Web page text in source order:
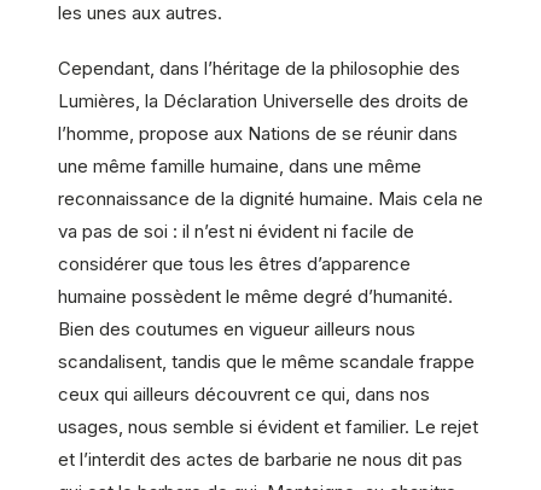
les unes aux autres.
Cependant, dans l’héritage de la philosophie des
Lumières, la Déclaration Universelle des droits de
l’homme, propose aux Nations de se réunir dans
une même famille humaine, dans une même
reconnaissance de la dignité humaine. Mais cela ne
va pas de soi : il n’est ni évident ni facile de
considérer que tous les êtres d’apparence
humaine possèdent le même degré d’humanité.
Bien des coutumes en vigueur ailleurs nous
scandalisent, tandis que le même scandale frappe
ceux qui ailleurs découvrent ce qui, dans nos
usages, nous semble si évident et familier. Le rejet
et l’interdit des actes de barbarie ne nous dit pas